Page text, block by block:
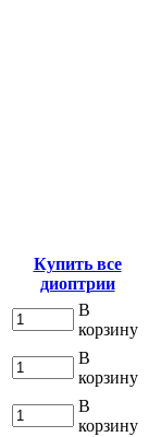
Купить все
диоптрии
В
корзину
В
корзину
В
корзину